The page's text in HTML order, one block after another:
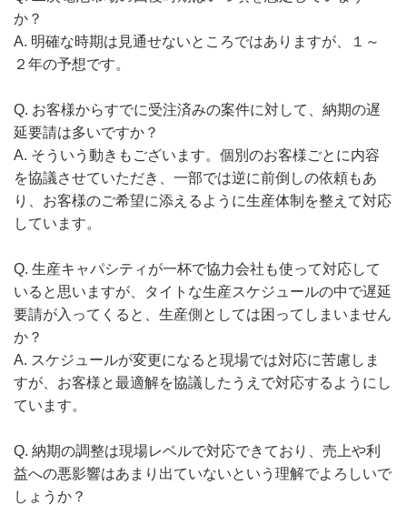
か？
A. 明確な時期は見通せないところではありますが、１～
２年の予想です。
Q. お客様からすでに受注済みの案件に対して、納期の遅
延要請は多いですか？
A. そういう動きもございます。個別のお客様ごとに内容
を協議させていただき、一部では逆に前倒しの依頼もあ
り、お客様のご希望に添えるように生産体制を整えて対応
しています。
Q. 生産キャパシティが一杯で協力会社も使って対応して
いると思いますが、タイトな生産スケジュールの中で遅延
要請が入ってくると、生産側としては困ってしまいません
か？
A. スケジュールが変更になると現場では対応に苦慮しま
すが、お客様と最適解を協議したうえで対応するようにし
ています。
Q. 納期の調整は現場レベルで対応できており、売上や利
益への悪影響はあまり出ていないという理解でよろしいで
しょうか？